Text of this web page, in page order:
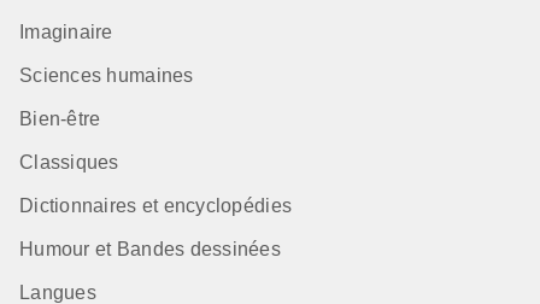
Imaginaire
Sciences humaines
Bien-être
Classiques
Dictionnaires et encyclopédies
Humour et Bandes dessinées
Langues